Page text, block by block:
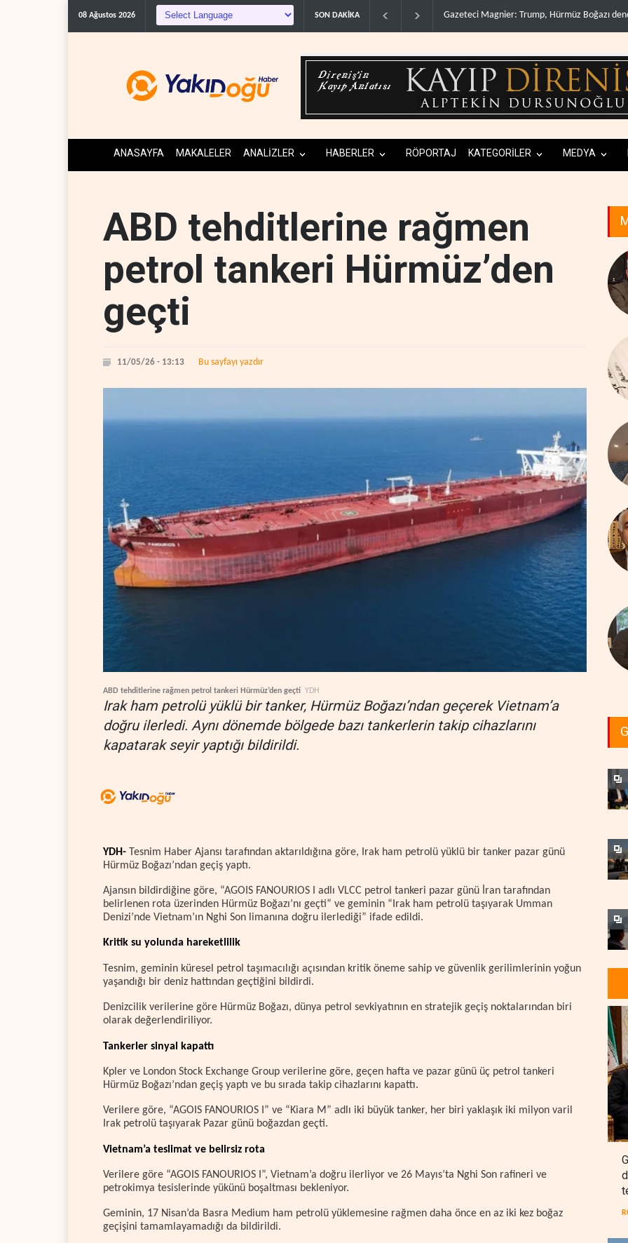
08 Ağustos 2026 SON DAKİKA
Gazeteci Magnier: Trump, Hürmüz Boğazı denetimini doğru.. Irak Direnişi: Misilleme ertelendi, hesap
ANASAYFA MAKALELER ANALİZLER HABERLER RÖPORTAJ KATEGORİLER MEDYA
ABD tehditlerine rağmen
petrol tankeri Hürmüz’den
geçti
11/05/26 - 13:13 Bu sayfayı yazdır
ABD tehditlerine rağmen petrol tankeri Hürmüz’den geçti YDH
Irak ham petrolü yüklü bir tanker, Hürmüz Boğazı’ndan geçerek Vietnam’a
doğru ilerledi. Aynı dönemde bölgede bazı tankerlerin takip cihazlarını
kapatarak seyir yaptığı bildirildi.
YDH- Tesnim Haber Ajansı tarafından aktarıldığına göre, Irak ham petrolü yüklü bir tanker pazar günü
Hürmüz Boğazı’ndan geçiş yaptı.
Ajansın bildirdiğine göre, “AGOIS FANOURIOS I adlı VLCC petrol tankeri pazar günü İran tarafından
belirlenen rota üzerinden Hürmüz Boğazı’nı geçti” ve geminin “Irak ham petrolü taşıyarak Umman
Denizi’nde Vietnam’ın Nghi Son limanına doğru ilerlediği” ifade edildi.
Kritik su yolunda hareketlilik
Tesnim, geminin küresel petrol taşımacılığı açısından kritik öneme sahip ve güvenlik gerilimlerinin yoğun
yaşandığı bir deniz hattından geçtiğini bildirdi.
Denizcilik verilerine göre Hürmüz Boğazı, dünya petrol sevkiyatının en stratejik geçiş noktalarından biri
olarak değerlendiriliyor.
Tankerler sinyal kapattı
Kpler ve London Stock Exchange Group verilerine göre, geçen hafta ve pazar günü üç petrol tankeri
Hürmüz Boğazı’ndan geçiş yaptı ve bu sırada takip cihazlarını kapattı.
Verilere göre, “AGOIS FANOURIOS I” ve “Kiara M” adlı iki büyük tanker, her biri yaklaşık iki milyon varil
Irak petrolü taşıyarak Pazar günü boğazdan geçti.
Vietnam’a teslimat ve belirsiz rota
Verilere göre “AGOIS FANOURIOS I”, Vietnam’a doğru ilerliyor ve 26 Mayıs’ta Nghi Son rafineri ve
petrokimya tesislerinde yükünü boşaltması bekleniyor.
Geminin, 17 Nisan’da Basra Medium ham petrolü yüklemesine rağmen daha önce en az iki kez boğaz
geçişini tamamlayamadığı da bildirildi.